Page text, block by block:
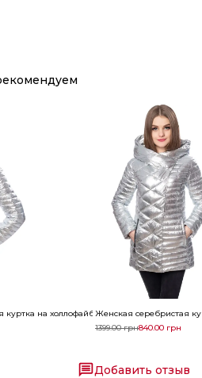
куртка на холлофайбереЖенская серебристая
1399.00грн840.00 грн
Добавить отзыв